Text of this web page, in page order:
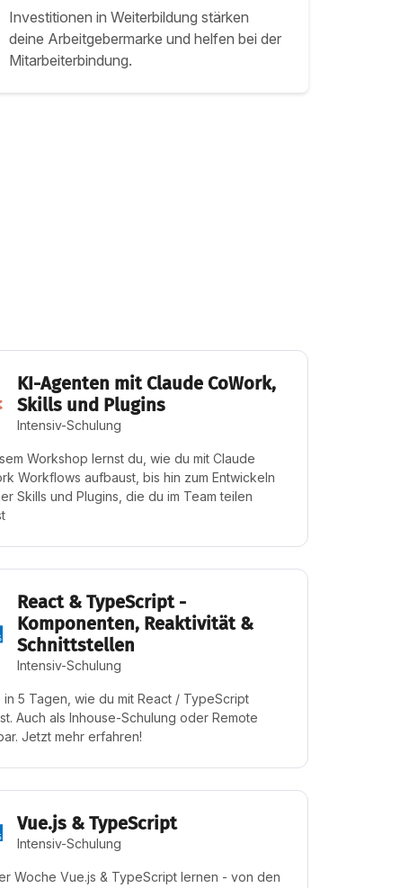
Investitionen in Weiterbildung stärken
deine Arbeitgebermarke und helfen bei der
Mitarbeiterbindung.
KI-Agenten mit Claude CoWork,
Skills und Plugins
Intensiv-Schulung
Workshop lernst du, wie du mit Claude
Workflows aufbaust, bis hin zum Entwickeln
Skills und Plugins, die du im Team teilen
React & TypeScript -
Komponenten, Reaktivität &
Schnittstellen
Intensiv-Schulung
in 5 Tagen, wie du mit React / TypeScript
Auch als Inhouse-Schulung oder Remote
Jetzt mehr erfahren!
Vue.js & TypeScript
Intensiv-Schulung
Woche Vue.js & TypeScript lernen - von den